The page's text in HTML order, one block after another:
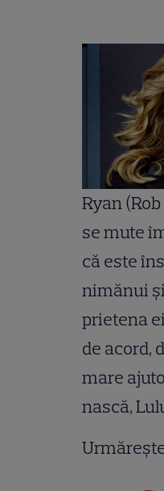
Ryan
se mute
că este
nimănui
prietena
de acord,
mare
nască,